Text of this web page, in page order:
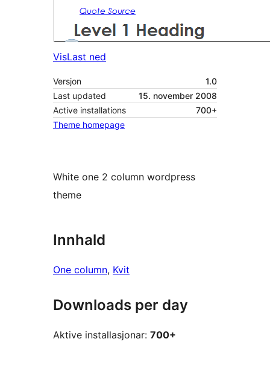
VisLast ned
Versjon
1.0
Last updated
15. november 2008
Active installations
700+
Theme homepage
White one 2 column wordpress
theme
Innhald
One column, Kvit
Downloads per day
Aktive installasjonar: 700+